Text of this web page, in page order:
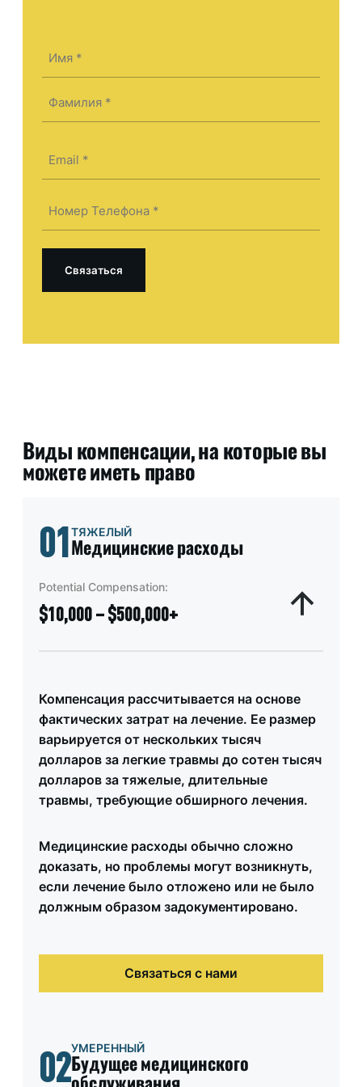
(Required)
почта
(Required)
(Required)
Виды компенсации, на которые вы
можете иметь право
01ТЯЖЕЛЫЙ
Медицинские расходы
Potential Compensation:
$10,000 – $500,000+
Компенсация рассчитывается на основе
фактических затрат на лечение. Ее размер
варьируется от нескольких тысяч
долларов за легкие травмы до сотен тысяч
долларов за тяжелые, длительные
травмы, требующие обширного лечения.
Медицинские расходы обычно сложно
доказать, но проблемы могут возникнуть,
если лечение было отложено или не было
должным образом задокументировано.
Связаться с нами
02УМЕРЕННЫЙ
Будущее медицинского